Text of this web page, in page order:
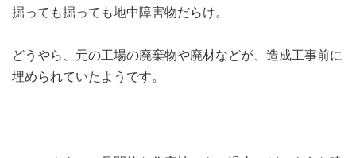
掘っても掘っても地中障害物だらけ。
どうやら、元の工場の廃棄物や廃材などが、造成工事前に
埋められていたようです。